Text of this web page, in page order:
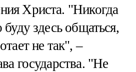
Христа. "Никогда
здесь общаться,
не так", –
государства. "Не